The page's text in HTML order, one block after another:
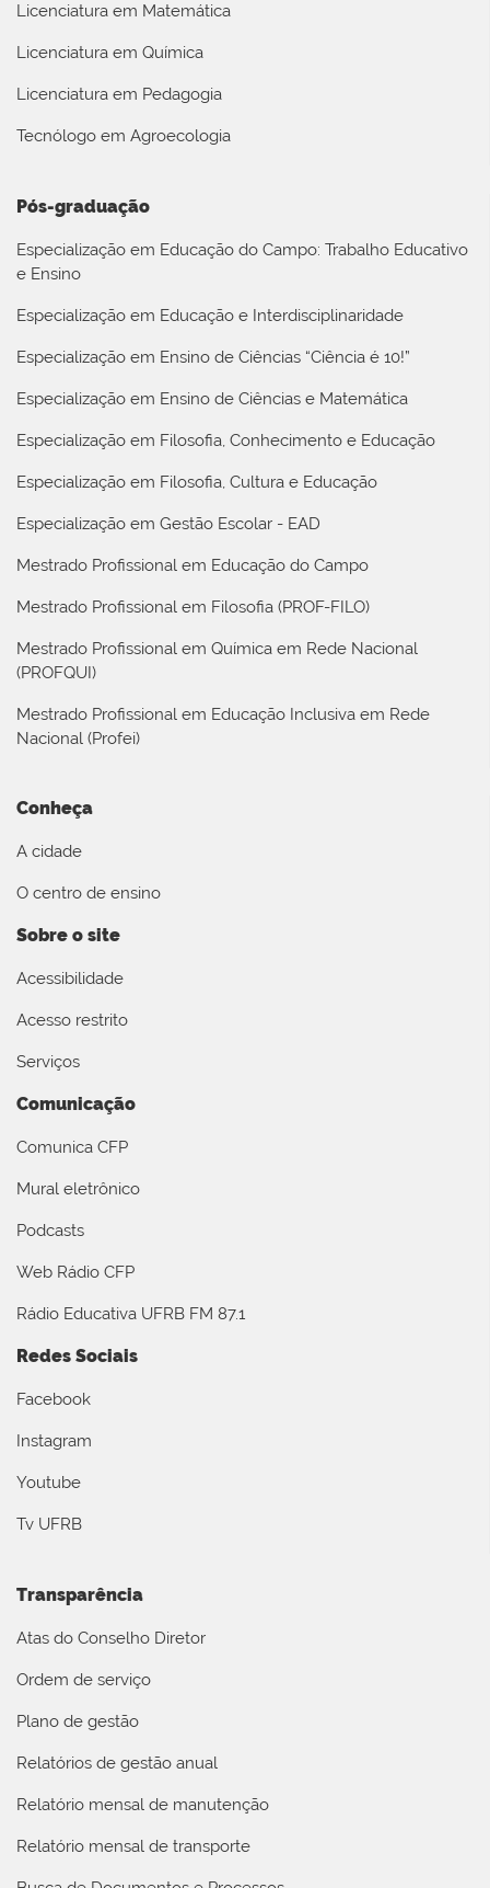
Licenciatura em Matemática
Licenciatura em Química
Licenciatura em Pedagogia
Tecnólogo em Agroecologia
Pós-graduação
Especialização em Educação do Campo: Trabalho Educativo
e Ensino
Especialização em Educação e Interdisciplinaridade
Especialização em Ensino de Ciências “Ciência é 10!”
Especialização em Ensino de Ciências e Matemática
Especialização em Filosofia, Conhecimento e Educação
Especialização em Filosofia, Cultura e Educação
Especialização em Gestão Escolar - EAD
Mestrado Profissional em Educação do Campo
Mestrado Profissional em Filosofia (PROF-FILO)
Mestrado Profissional em Química em Rede Nacional
(PROFQUI)
Mestrado Profissional em Educação Inclusiva em Rede
Nacional (Profei)
Conheça
A cidade
O centro de ensino
Sobre o site
Acessibilidade
Acesso restrito
Serviços
Comunicação
Comunica CFP
Mural eletrônico
Podcasts
Web Rádio CFP
Rádio Educativa UFRB FM 87.1
Redes Sociais
Facebook
Instagram
Youtube
Tv UFRB
Transparência
Atas do Conselho Diretor
Ordem de serviço
Plano de gestão
Relatórios de gestão anual
Relatório mensal de manutenção
Relatório mensal de transporte